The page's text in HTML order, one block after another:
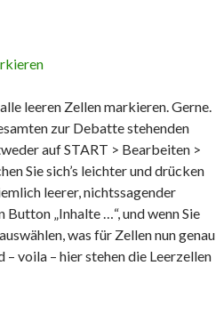
leeren Zellen markieren. Gerne.
zur Debatte stehenden
auf START > Bearbeiten >
Sie sich’s leichter und drücken
leerer, nichtssagender
„Inhalte …“, und wenn Sie
was für Zellen nun genau
voila – hier stehen die Leerzellen